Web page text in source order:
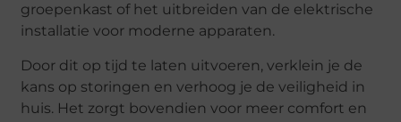
groepenkast of het uitbreiden van de elektrische
installatie voor moderne apparaten.
Door dit op tijd te laten uitvoeren, verklein je de
kans op storingen en verhoog je de veiligheid in
huis. Het zorgt bovendien voor meer comfort en